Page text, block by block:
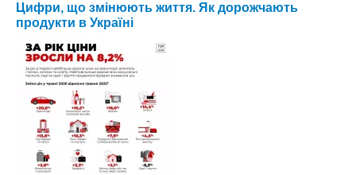
Цифри, що змінюють життя. Як дорожчають
продукти в Україні